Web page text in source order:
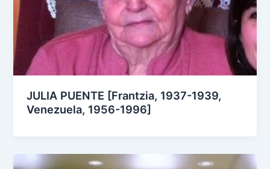
JULIA PUENTE [Frantzia, 1937-1939,
Venezuela, 1956-1996]